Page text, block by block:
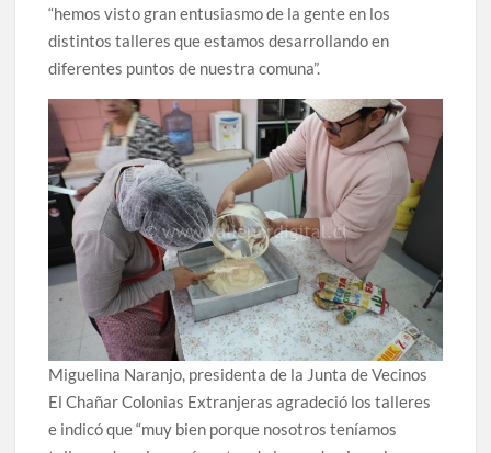
“hemos visto gran entusiasmo de la gente en los
distintos talleres que estamos desarrollando en
diferentes puntos de nuestra comuna”.
Miguelina Naranjo, presidenta de la Junta de Vecinos
El Chañar Colonias Extranjeras agradeció los talleres
e indicó que “muy bien porque nosotros teníamos